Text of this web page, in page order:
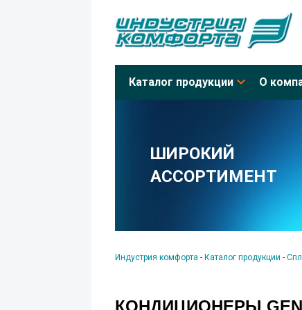
Каталог продукции О
ШИРОКИЙ
АССОРТИМЕНТ
Индустрия комфорта - Каталог продукции -
КОНДИЦИОНЕРЫ